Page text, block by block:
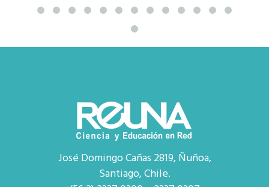
José Domingo Cañas 2819, Ñuñoa,
Santiago, Chile.